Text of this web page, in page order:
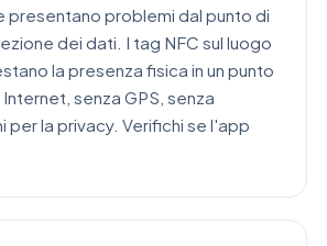
presentano problemi dal punto di
dei dati. I tag NFC sul luogo
la presenza fisica in un punto
senza GPS, senza
per la privacy. Verifichi se l'app